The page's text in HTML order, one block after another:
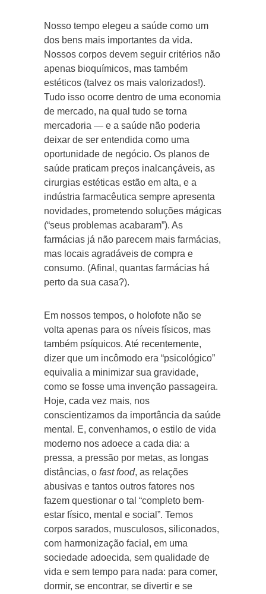
Nosso tempo elegeu a saúde como um
dos bens mais importantes da vida.
Nossos corpos devem seguir critérios não
apenas bioquímicos, mas também
estéticos (talvez os mais valorizados!).
Tudo isso ocorre dentro de uma economia
de mercado, na qual tudo se torna
mercadoria — e a saúde não poderia
deixar de ser entendida como uma
oportunidade de negócio. Os planos de
saúde praticam preços inalcançáveis, as
cirurgias estéticas estão em alta, e a
indústria farmacêutica sempre apresenta
novidades, prometendo soluções mágicas
(“seus problemas acabaram”). As
farmácias já não parecem mais farmácias,
mas locais agradáveis de compra e
consumo. (Afinal, quantas farmácias há
perto da sua casa?).
Em nossos tempos, o holofote não se
volta apenas para os níveis físicos, mas
também psíquicos. Até recentemente,
dizer que um incômodo era “psicológico”
equivalia a minimizar sua gravidade,
como se fosse uma invenção passageira.
Hoje, cada vez mais, nos
conscientizamos da importância da saúde
mental. E, convenhamos, o estilo de vida
moderno nos adoece a cada dia: a
pressa, a pressão por metas, as longas
distâncias, o fast food, as relações
abusivas e tantos outros fatores nos
fazem questionar o tal “completo bem-
estar físico, mental e social”. Temos
corpos sarados, musculosos, siliconados,
com harmonização facial, em uma
sociedade adoecida, sem qualidade de
vida e sem tempo para nada: para comer,
dormir, se encontrar, se divertir e se